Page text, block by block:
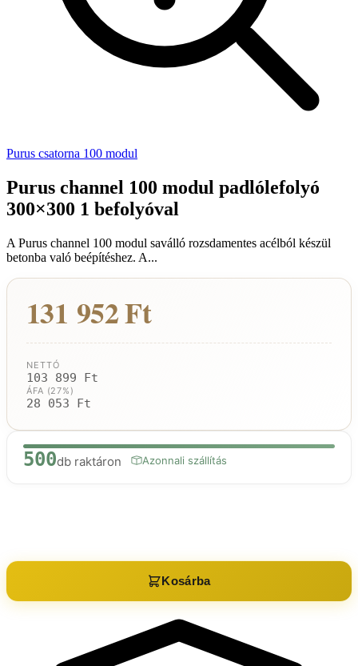
Purus csatorna 100 modul
Purus channel 100 modul padlólefolyó
300×300 1 befolyóval
A Purus channel 100 modul saválló rozsdamentes acélból készül
betonba való beépítéshez. A...
131 952 Ft
NETTÓ
103 899 Ft
ÁFA (27%)
28 053 Ft
500db raktáron Azonnali szállítás
Kosárba